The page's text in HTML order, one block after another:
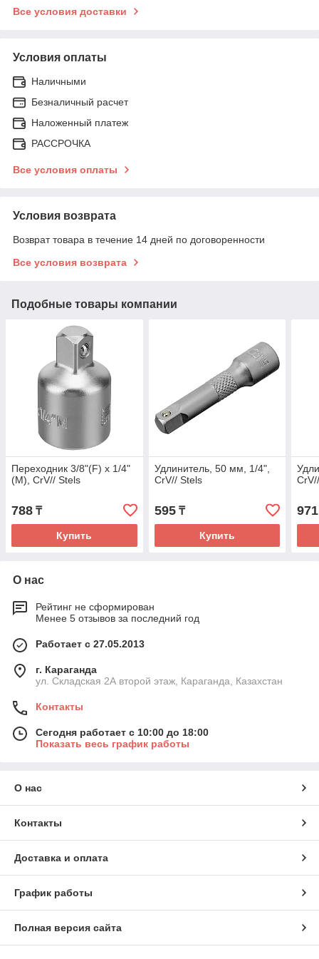
Все условия доставки
Условия оплаты
Наличными
Безналичный расчет
Наложенный платеж
РАССРОЧКА
Все условия оплаты
Условия возврата
Возврат товара в течение 14 дней по договоренности
Все условия возврата
Подобные товары компании
Переходник 3/8"(F) x 1/4"
(M), CrV// Stels
788 ₸
Купить
Удлинитель, 50 мм, 1/4",
CrV// Stels
595₸
Купить
971
О нас
Рейтинг не сформирован
Менее 5 отзывов за последний год
Работает с 27.05.2013
г. Караганда
ул. Складская 2А второй этаж, Караганда, Казахстан
Контакты
Сегодня работает с 10:00 до 18:00
Показать весь график работы
О нас
Контакты
Доставка и оплата
График работы
Полная версия сайта